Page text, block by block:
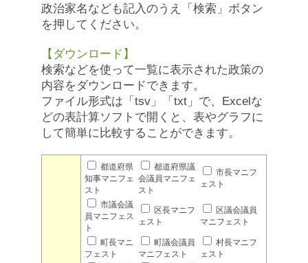
政治家名なども記入のうえ「検索」ボタン
を押してください。
【ダウンロード】
検索などを使って一覧に表示された政策の
内容をダウンロードできます。
ファイル形式は「tsv」「txt」で、Excelな
どの表計算ソフトで開くと、表やグラフに
して簡単に比較することができます。
都道府県
知事マニフェ
スト
都道府県議
会議員マニフェ
スト
市長マニフ
ェスト
市議会議
員マニフェス
ト
区長マニフ
ェスト
区議会議員
マニフェスト
町長マニ
フェスト
町議会議員
マニフェスト
村長マニフ
ェスト